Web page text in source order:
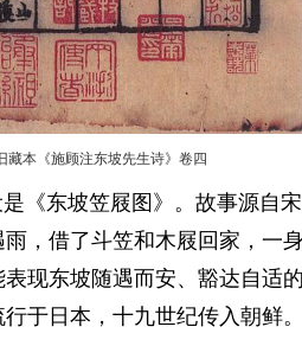
藏本《施顾注东坡先生诗》卷四
东坡笠屐图》。故事源自宋
，借了斗笠和木屐回家，一
现东坡随遇而安、豁达自适
于日本，十九世纪传入朝鲜